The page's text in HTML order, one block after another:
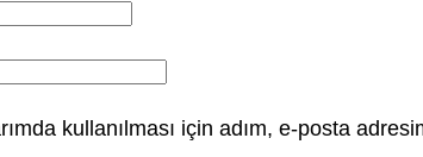
kullanılması için adım, e-posta